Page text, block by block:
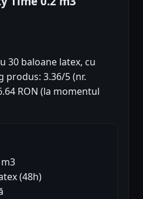
30 baloane latex, cu
produs: 3.36/5 (nr.
RON (la momentul
(48h)